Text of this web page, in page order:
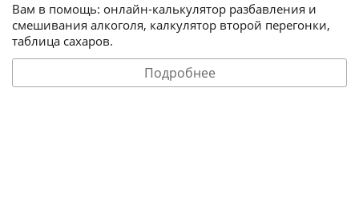
Вам в помощь: онлайн-калькулятор разбавления и
смешивания алкоголя, калкулятор второй перегонки,
таблица сахаров.
Подробнее